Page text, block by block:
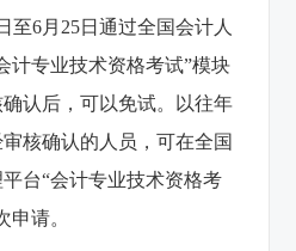
至6月25日通过全国会计人
计专业技术资格考试”模块
认后，可以免试。以往年
核确认的人员，可在全国
台“会计专业技术资格考
申请。